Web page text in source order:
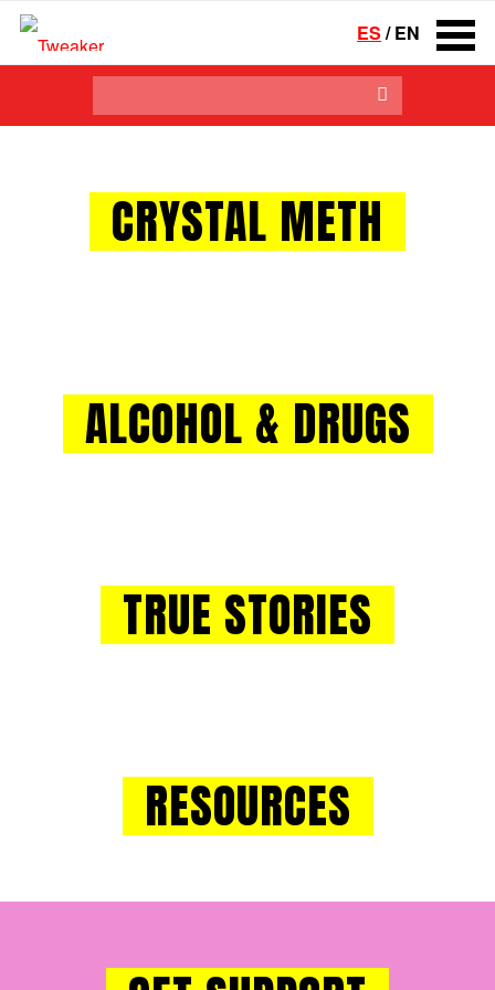
ES /EN
CRYSTAL METH
ALCOHOL & DRUGS
TRUE STORIES
RESOURCES